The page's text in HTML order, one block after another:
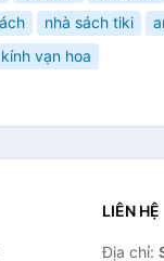
nhà sách tiki
kính vạn hoa
LIÊN HỆ
Địa chỉ: